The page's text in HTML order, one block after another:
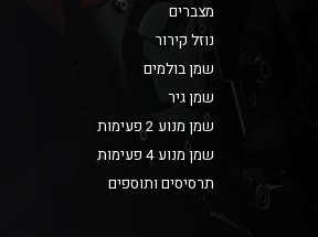
מצברים
נוזל קירור
שמן בולמים
שמן גיר
שמן מנוע 2 פעימות
שמן מנוע 4 פעימות
תרסיסים ותוספים